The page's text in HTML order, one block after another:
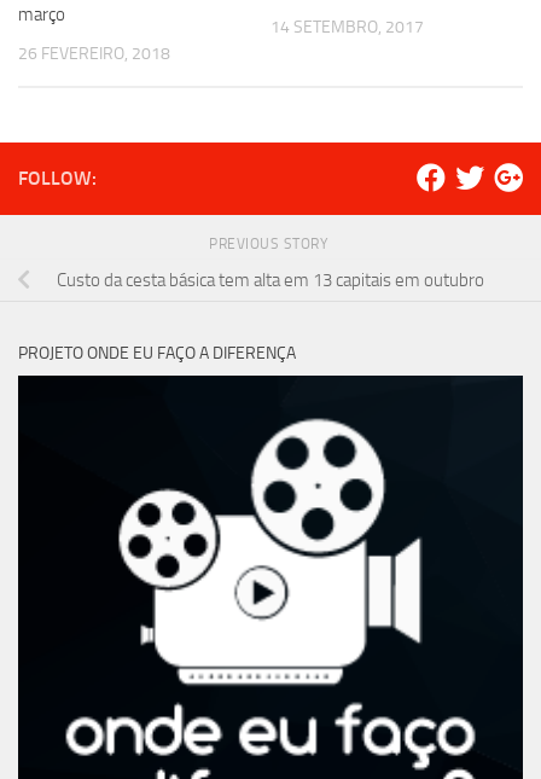
março
26 FEVEREIRO, 2018
14 SETEMBRO, 2017
FOLLOW:
PREVIOUS STORY
Custo da cesta básica tem alta em 13 capitais em outubro
PROJETO ONDE EU FAÇO A DIFERENÇA